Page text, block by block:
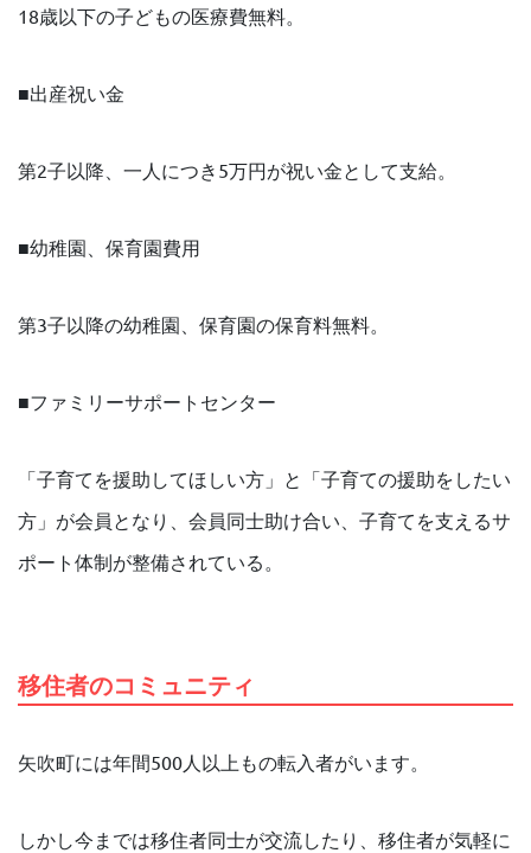
18歳以下の子どもの医療費無料。
■出産祝い金
第2子以降、一人につき5万円が祝い金として支給。
■幼稚園、保育園費用
第3子以降の幼稚園、保育園の保育料無料。
■ファミリーサポートセンター
「子育てを援助してほしい方」と「子育ての援助をしたい
方」が会員となり、会員同士助け合い、子育てを支えるサ
ポート体制が整備されている。
移住者のコミュニティ
矢吹町には年間500人以上もの転入者がいます。
しかし今までは移住者同士が交流したり、移住者が気軽に